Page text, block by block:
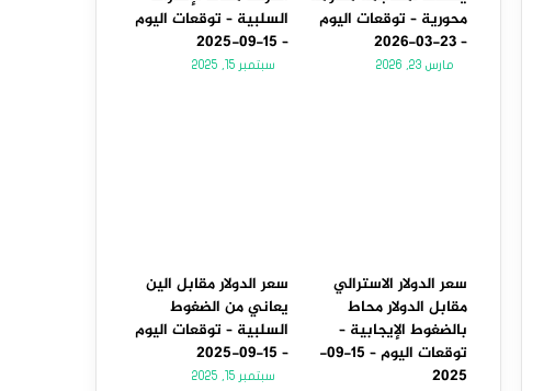
محورية – توقعات اليوم
– 23-03-2026
مارس 23, 2026
السلبية – توقعات اليوم
– 15-09-2025
سبتمبر 15, 2025
سعر الدولار الاسترالي
مقابل الدولار محاط
بالضغوط الإيجابية –
توقعات اليوم – 15-09-
2025
سعر الدولار مقابل الين
يعاني من الضغوط
السلبية – توقعات اليوم
– 15-09-2025
سبتمبر 15, 2025